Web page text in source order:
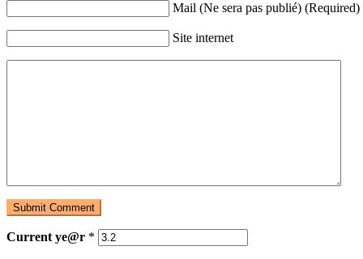
Mail (Ne sera pas publié) (Required)
Site internet
Current ye@r *